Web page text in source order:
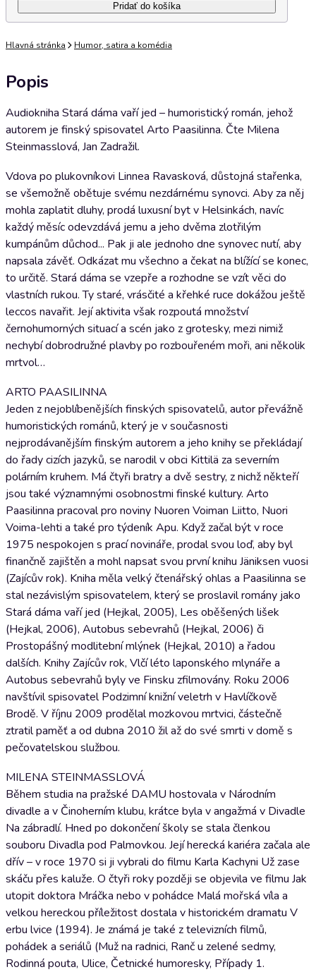
Pridať do košíka
Hlavná stránka Humor, satira a komédia
Popis
Audiokniha Stará dáma vaří jed – humoristický román, jehož
autorem je finský spisovatel Arto Paasilinna. Čte Milena
Steinmasslová, Jan Zadražil.
Vdova po plukovníkovi Linnea Ravasková, důstojná stařenka,
se všemožně obětuje svému nezdárnému synovci. Aby za něj
mohla zaplatit dluhy, prodá luxusní byt v Helsinkách, navíc
každý měsíc odevzdává jemu a jeho dvěma zlotřilým
kumpánům důchod... Pak ji ale jednoho dne synovec nutí, aby
napsala závěť. Odkázat mu všechno a čekat na blížící se konec,
to určitě. Stará dáma se vzepře a rozhodne se vzít věci do
vlastních rukou. Ty staré, vrásčité a křehké ruce dokážou ještě
leccos navařit. Její aktivita však rozpoutá množství
černohumorných situací a scén jako z grotesky, mezi nimiž
nechybí dobrodružné plavby po rozbouřeném moři, ani několik
mrtvol…
ARTO PAASILINNA
Jeden z nejoblíbenějších finských spisovatelů, autor převážně
humoristických románů, který je v současnosti
nejprodávanějším finským autorem a jeho knihy se překládají
do řady cizích jazyků, se narodil v obci Kittilä za severním
polárním kruhem. Má čtyři bratry a dvě sestry, z nichž někteří
jsou také významnými osobnostmi finské kultury. Arto
Paasilinna pracoval pro noviny Nuoren Voiman Liitto, Nuori
Voima-lehti a také pro týdeník Apu. Když začal být v roce
1975 nespokojen s prací novináře, prodal svou loď, aby byl
finančně zajištěn a mohl napsat svou první knihu Jäniksen vuosi
(Zajícův rok). Kniha měla velký čtenářský ohlas a Paasilinna se
stal nezávislým spisovatelem, který se proslavil romány jako
Stará dáma vaří jed (Hejkal, 2005), Les oběšených lišek
(Hejkal, 2006), Autobus sebevrahů (Hejkal, 2006) či
Prostopášný modlitební mlýnek (Hejkal, 2010) a řadou
dalších. Knihy Zajícův rok, Vlčí léto laponského mlynáře a
Autobus sebevrahů byly ve Finsku zfilmovány. Roku 2006
navštívil spisovatel Podzimní knižní veletrh v Havlíčkově
Brodě. V říjnu 2009 prodělal mozkovou mrtvici, částečně
ztratil paměť a od dubna 2010 žil až do své smrti v domě s
pečovatelskou službou.
MILENA STEINMASSLOVÁ
Během studia na pražské DAMU hostovala v Národním
divadle a v Činoherním klubu, krátce byla v angažmá v Divadle
Na zábradlí. Hned po dokončení školy se stala členkou
souboru Divadla pod Palmovkou. Její herecká kariéra začala ale
dřív – v roce 1970 si ji vybrali do filmu Karla Kachyni Už zase
skáču přes kaluže. O čtyři roky později se objevila ve filmu Jak
utopit doktora Mráčka nebo v pohádce Malá mořská víla a
velkou hereckou příležitost dostala v historickém dramatu V
erbu lvice (1994). Je známá je také z televizních filmů,
pohádek a seriálů (Muž na radnici, Ranč u zelené sedmy,
Rodinná pouta, Ulice, Četnické humoresky, Případy 1.